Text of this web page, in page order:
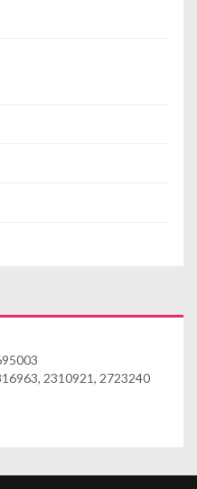
2310921, 2723240